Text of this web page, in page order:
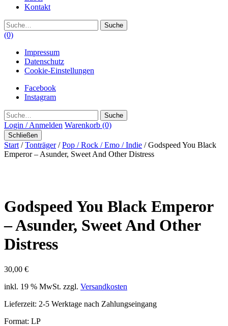
Kontakt
Suche
(0)
Impressum
Datenschutz
Cookie-Einstellungen
Facebook
Instagram
Suche
Login / Anmelden Warenkorb (0)
Schließen
Start /Tonträger/Pop / Rock / Emo / Indie / Godspeed You Black
Emperor – Asunder, Sweet And Other Distress
Godspeed You Black Emperor
– Asunder, Sweet And Other
Distress
30,00 €
inkl. 19 % MwSt. zzgl. Versandkosten
Lieferzeit: 2-5 Werktage nach Zahlungseingang
Format: LP